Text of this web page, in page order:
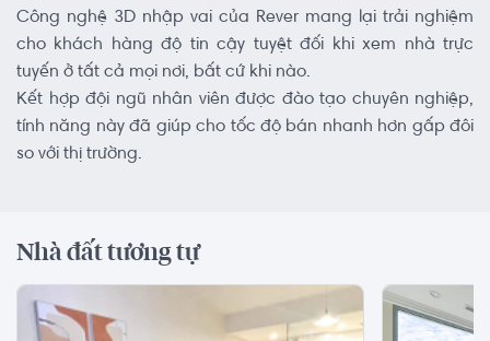
Công nghệ 3D nhập vai của Rever mang lại trải nghiệm
cho khách hàng độ tin cậy tuyệt đối khi xem nhà trực
tuyến ở tất cả mọi nơi, bất cứ khi nào.
Kết hợp đội ngũ nhân viên được đào tạo chuyên nghiệp,
tính năng này đã giúp cho tốc độ bán nhanh hơn gấp đôi
so với thị trường.
Nhà đất tương tự